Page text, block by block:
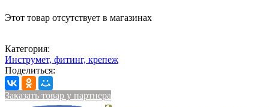
Этот товар отсутствует в магазинах
Категория:
Инструмет, фитинг, крепеж
Поделиться:
Заказать товар у партнера